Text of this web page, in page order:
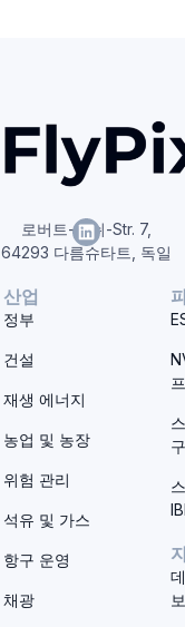
로버트-보쉬-Str. 7,
64293 다름슈타트, 독일
산업
정부
건설
재생 에너지
농업 및 농장
위험 관리
석유 및 가스
항구 운영
채광